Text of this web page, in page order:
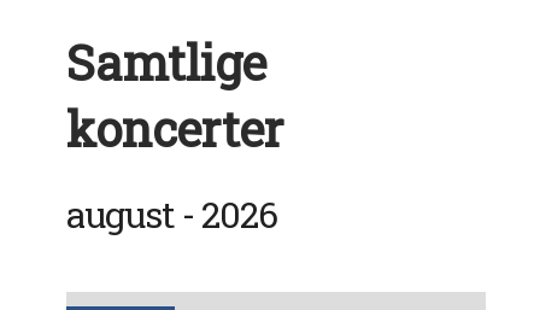
Samtlige
koncerter
august - 2026